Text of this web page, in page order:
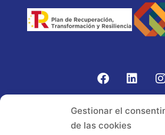
Gestionar el
de las cookies